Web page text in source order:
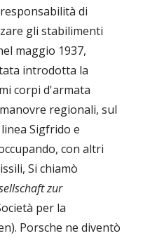
di
gli stabilimenti
maggio 1937,
introdotta la
corpi d'armata
regionali, sul
Sigfrido e
con altri
Si chiamò
zur
per la
Porsche ne diventò